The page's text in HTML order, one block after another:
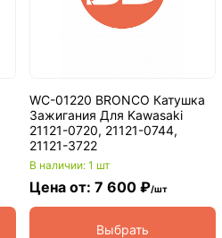
WC-01220 BRONCO Катушка
Зажигания Для Kawasaki
21121-0720, 21121-0744,
21121-3722
В наличии: 1 шт
Цена от: 7 600 ₽/шт
Выбрать